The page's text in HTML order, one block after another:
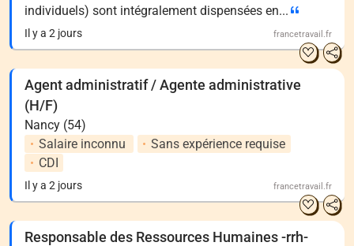
individuels) sont intégralement dispensées en...
Il y a 2 jours francetravail.fr
Agent administratif / Agente administrative
(H/F)
Nancy (54)
Salaire inconnu
Sans expérience requise
CDI
Il y a 2 jours francetravail.fr
Responsable des Ressources Humaines -rrh-